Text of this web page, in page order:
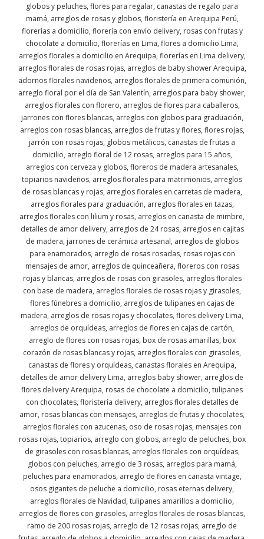
globos y peluches, flores para regalar, canastas de regalo para
mamá, arreglos de rosas y globos, floristería en Arequipa Perú,
florerías a domicilio, florería con envío delivery, rosas con frutas y
chocolate a domicilio, florerías en Lima, flores a domicilio Lima,
arreglos florales a domicilio en Arequipa, florerías en Lima delivery,
arreglos florales de rosas rojas, arreglos de baby shower Arequipa,
adornos florales navideños, arreglos florales de primera comunión,
arreglo floral por el día de San Valentín, arreglos para baby shower,
arreglos florales con florero, arreglos de flores para caballeros,
jarrones con flores blancas, arreglos con globos para graduación,
arreglos con rosas blancas, arreglos de frutas y flores, flores rojas,
jarrón con rosas rojas, globos metálicos, canastas de frutas a
domicilio, arreglo floral de 12 rosas, arreglos para 15 años,
arreglos con cerveza y globos, floreros de madera artesanales,
topiarios navideños, arreglos florales para matrimonios, arreglos
de rosas blancas y rojas, arreglos florales en carretas de madera,
arreglos florales para graduación, arreglos florales en tazas,
arreglos florales con lilium y rosas, arreglos en canasta de mimbre,
detalles de amor delivery, arreglos de 24 rosas, arreglos en cajitas
de madera, jarrones de cerámica artesanal, arreglos de globos
para enamorados, arreglo de rosas rosadas, rosas rojas con
mensajes de amor, arreglos de quinceañera, floreros con rosas
rojas y blancas, arreglos de rosas con girasoles, arreglos florales
con base de madera, arreglos florales de rosas rojas y girasoles,
flores fúnebres a domicilio, arreglos de tulipanes en cajas de
madera, arreglos de rosas rojas y chocolates, flores delivery Lima,
arreglos de orquídeas, arreglos de flores en cajas de cartón,
arreglo de flores con rosas rojas, box de rosas amarillas, box
corazón de rosas blancas y rojas, arreglos florales con girasoles,
canastas de flores y orquídeas, canastas florales en Arequipa,
detalles de amor delivery Lima, arreglos baby shower, arreglos de
flores delivery Arequipa, rosas de chocolate a domicilio, tulipanes
con chocolates, floristería delivery, arreglos florales detalles de
amor, rosas blancas con mensajes, arreglos de frutas y chocolates,
arreglos florales con azucenas, oso de rosas rojas, mensajes con
rosas rojas, topiarios, arreglo con globos, arreglo de peluches, box
de girasoles con rosas blancas, arreglos florales con orquídeas,
globos con peluches, arreglo de 3 rosas, arreglos para mamá,
peluches para enamorados, arreglo de flores en canasta vintage,
osos gigantes de peluche a domicilio, rosas eternas delivery,
arreglos florales de Navidad, tulipanes amarillos a domicilio,
arreglos de flores con girasoles, arreglos florales de rosas blancas,
ramo de 200 rosas rojas, arreglo de 12 rosas rojas, arreglo de